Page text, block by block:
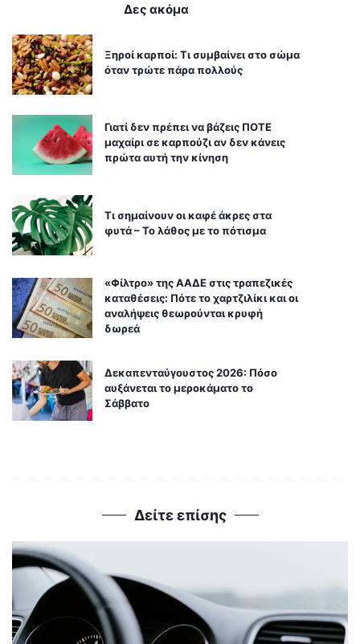
Δες ακόμα
Ξηροί καρποί: Τι συμβαίνει στο σώμα
όταν τρώτε πάρα πολλούς
Γιατί δεν πρέπει να βάζεις ΠΟΤΕ
μαχαίρι σε καρπούζι αν δεν κάνεις
πρώτα αυτή την κίνηση
Τι σημαίνουν οι καφέ άκρες στα
φυτά – Το λάθος με το πότισμα
«Φίλτρο» της ΑΑΔΕ στις τραπεζικές
καταθέσεις: Πότε το χαρτζιλίκι και οι
αναλήψεις θεωρούνται κρυφή
δωρεά
Δεκαπενταύγουστος 2026: Πόσο
αυξάνεται το μεροκάματο το
Σάββατο
Δείτε επίσης